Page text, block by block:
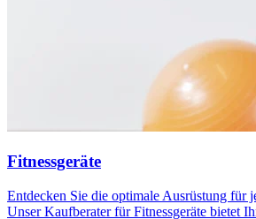
Fitnessgeräte
Entdecken Sie die optimale Ausrüstung für
Unser Kaufberater für Fitnessgeräte bietet